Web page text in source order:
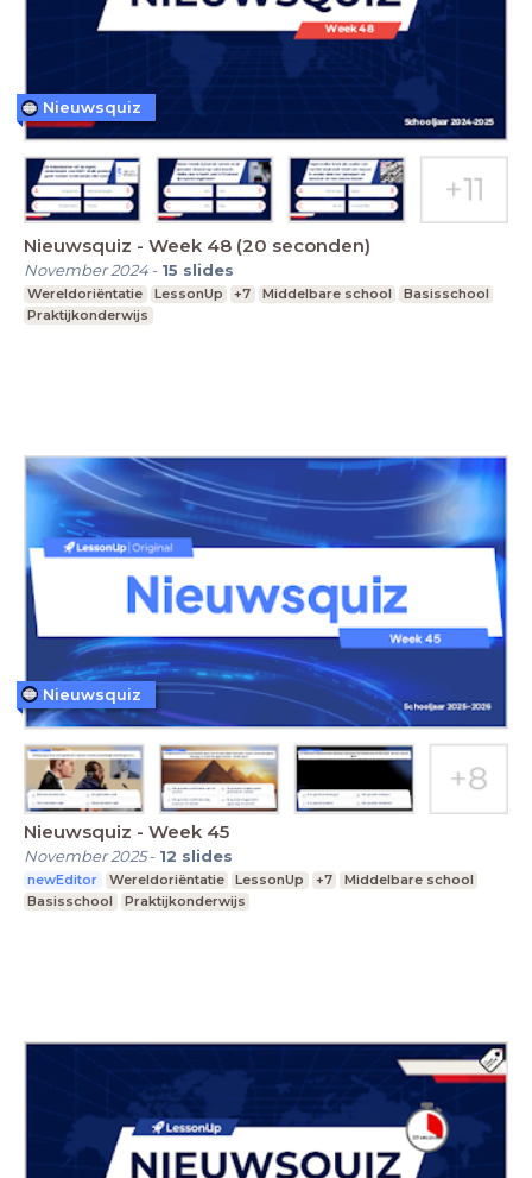
Nieuwsquiz - Week 48 (20 seconden)
November 2024- 15 slides
Wereldoriëntatie LessonUp +7 Middelbare school
Basisschool
Praktijkonderwijs
Nieuwsquiz
Nieuwsquiz - Week 45
November 2025- 12 slides
newEditor Wereldoriëntatie LessonUp +7
Middelbare school
Basisschool
Praktijkonderwijs
Nieuwsquiz